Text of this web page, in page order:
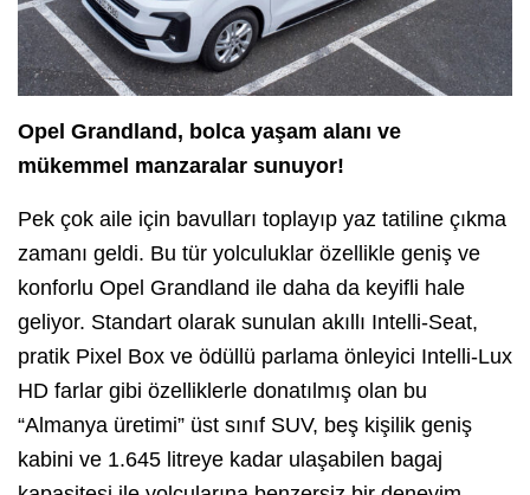
Opel Grandland, bolca yaşam alanı ve
mükemmel manzaralar sunuyor!
Pek çok aile için bavulları toplayıp yaz tatiline çıkma
zamanı geldi. Bu tür yolculuklar özellikle geniş ve
konforlu Opel Grandland ile daha da keyifli hale
geliyor. Standart olarak sunulan akıllı Intelli-Seat,
pratik Pixel Box ve ödüllü parlama önleyici Intelli-Lux
HD farlar gibi özelliklerle donatılmış olan bu
“Almanya üretimi” üst sınıf SUV, beş kişilik geniş
kabini ve 1.645 litreye kadar ulaşabilen bagaj